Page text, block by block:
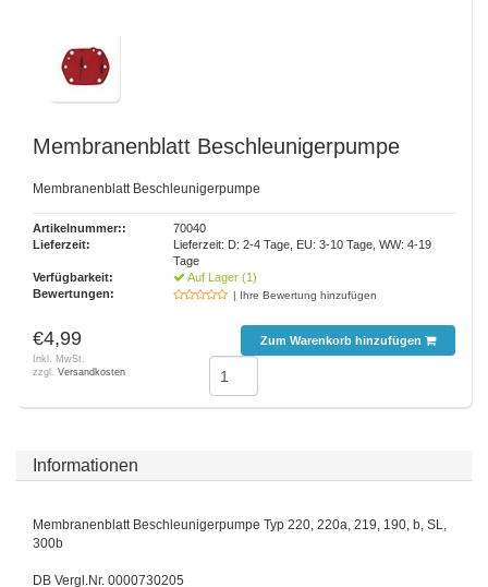
Membranenblatt Beschleunigerpumpe
Membranenblatt Beschleunigerpumpe
Artikelnummer::
70040
Lieferzeit:
Lieferzeit: D: 2-4 Tage, EU: 3-10 Tage, WW: 4-19
Tage
Verfügbarkeit:
Auf Lager (1)
Bewertungen:
| Ihre Bewertung hinzufügen
€4,99
Inkl. MwSt.
zzgl. Versandkosten
Zum Warenkorb hinzufügen
Informationen
Membranenblatt Beschleunigerpumpe Typ 220, 220a, 219, 190, b, SL,
300b
DB Vergl.Nr. 0000730205